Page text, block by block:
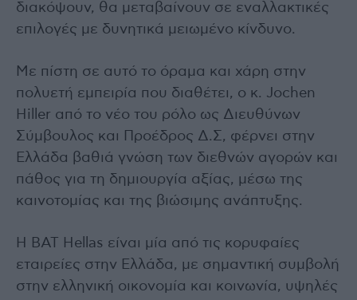
διακόψουν, θα μεταβαίνουν σε εναλλακτικές
επιλογές με δυνητικά μειωμένο κίνδυνο.
Με πίστη σε αυτό το όραμα και χάρη στην
πολυετή εμπειρία που διαθέτει, ο κ. Jochen
Hiller από το νέο του ρόλο ως Διευθύνων
Σύμβουλος και Προέδρος Δ.Σ, φέρνει στην
Ελλάδα βαθιά γνώση των διεθνών αγορών και
πάθος για τη δημιουργία αξίας, μέσω της
καινοτομίας και της βιώσιμης ανάπτυξης.
Η BAT Hellas είναι μία από τις κορυφαίες
εταιρείες στην Ελλάδα, με σημαντική συμβολή
στην ελληνική οικονομία και κοινωνία, υψηλές